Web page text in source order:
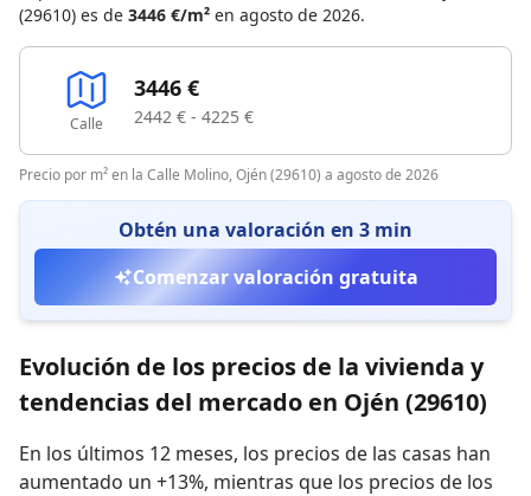
(29610) es de 3446 €/m² en agosto de 2026.
Calle
3446 €
2442 € - 4225 €
Precio por m² en la Calle Molino, Ojén (29610) a agosto de 2026
Obtén una valoración en 3 min
Comenzar valoración gratuita
Evolución de los precios de la vivienda y
tendencias del mercado en Ojén (29610)
En los últimos 12 meses, los precios de las casas han
aumentado un +13%, mientras que los precios de los